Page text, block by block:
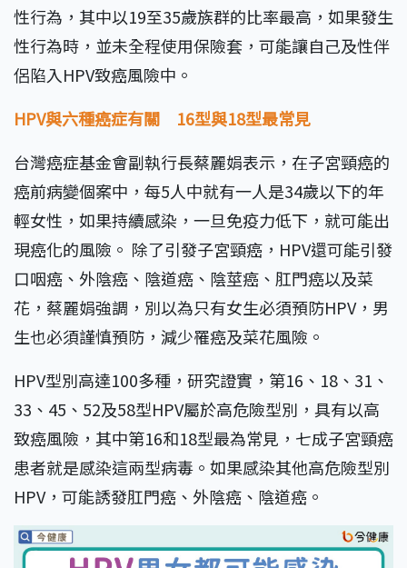
性行為，其中以19至35歲族群的比率最高，如果發生
性行為時，並未全程使用保險套，可能讓自己及性伴
侶陷入HPV致癌風險中。
HPV與六種癌症有關 16型與18型最常見
台灣癌症基金會副執行長蔡麗娟表示，在子宮頸癌的
癌前病變個案中，每5人中就有一人是34歲以下的年
輕女性，如果持續感染，一旦免疫力低下，就可能出
現癌化的風險。 除了引發子宮頸癌，HPV還可能引發
口咽癌、外陰癌、陰道癌、陰莖癌、肛門癌以及菜
花，蔡麗娟強調，別以為只有女生必須預防HPV，男
生也必須謹慎預防，減少罹癌及菜花風險。
HPV型別高達100多種，研究證實，第16、18、31、
33、45、52及58型HPV屬於高危險型別，具有以高
致癌風險，其中第16和18型最為常見，七成子宮頸癌
患者就是感染這兩型病毒。如果感染其他高危險型別
HPV，可能誘發肛門癌、外陰癌、陰道癌。